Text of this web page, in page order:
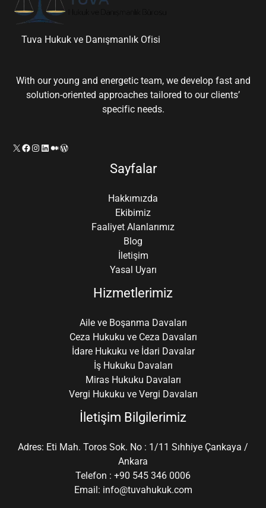
Tuva Hukuk ve Danışmanlık Ofisi
With our young and energetic team, we develop fast and
solution-oriented approaches tailored to our clients’
specific needs.
X Facebook
Instagram
LinkedIn
OrtaWordPress
Sayfalar
Hakkımızda
Ekibimiz
Faaliyet Alanlarımız
Blog
İletişim
Yasal Uyarı
Hizmetlerimiz
Aile ve Boşanma Davaları
Ceza Hukuku ve Ceza Davaları
İdare Hukuku ve İdari Davalar
İş Hukuku Davaları
Miras Hukuku Davaları
Vergi Hukuku ve Vergi Davaları
İletişim Bilgilerimiz
Adres: Eti Mah. Toros Sok. No : 1/11 Sıhhiye Çankaya /
Ankara
Telefon : +90 545 346 0006
Email: info@tuvahukuk.com